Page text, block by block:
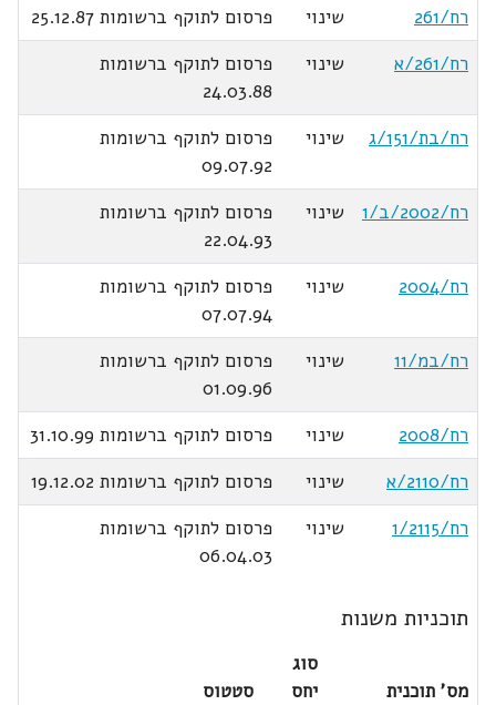
רח/261
שינוי
פרסום לתוקף ברשומות 25.12.87
רח/261/א
שינוי
פרסום לתוקף ברשומות
24.03.88
רח/בת/151/ג
שינוי
פרסום לתוקף ברשומות
09.07.92
רח/2002/ב/1
שינוי
פרסום לתוקף ברשומות
22.04.93
רח/2004
שינוי
פרסום לתוקף ברשומות
07.07.94
רח/במ/11
שינוי
פרסום לתוקף ברשומות
01.09.96
רח/2008
שינוי
פרסום לתוקף ברשומות 31.10.99
רח/2110/א
שינוי
פרסום לתוקף ברשומות 19.12.02
רח/1/2115
שינוי
פרסום לתוקף ברשומות
06.04.03
תוכניות משנות
מס' תוכנית
סוג
יחס
סטטוס